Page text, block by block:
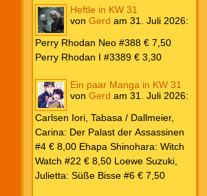
Heftle in KW 31
von Gerd am 31. Juli 2026:
Perry Rhodan Neo #388 € 7,50
Perry Rhodan I #3389 € 3,30
Ein paar Manga in KW 31
von Gerd am 31. Juli 2026:
Carlsen Iori, Tabasa / Dallmeier,
Carina: Der Palast der Assassinen
#4 € 8,00 Ehapa Shinohara: Witch
Watch #22 € 8,50 Loewe Suzuki,
Julietta: Süße Bisse #6 € 7,50